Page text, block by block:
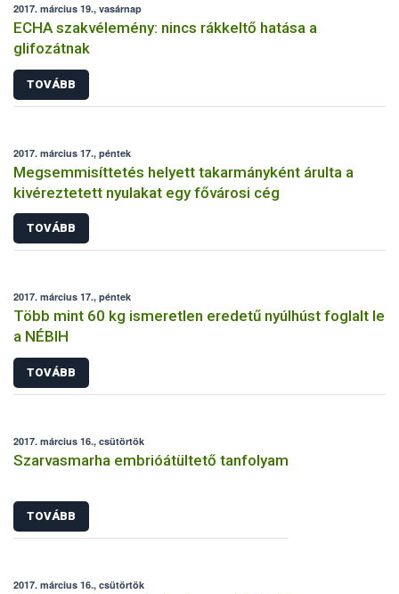
2017. március 19., vasárnap
ECHA szakvélemény: nincs rákkeltő hatása a
glifozátnak
TOVÁBB
2017. március 17., péntek
Megsemmisíttetés helyett takarmányként árulta a
kivéreztetett nyulakat egy fővárosi cég
TOVÁBB
2017. március 17., péntek
Több mint 60 kg ismeretlen eredetű nyúlhúst foglalt le
a NÉBIH
TOVÁBB
2017. március 16., csütörtök
Szarvasmarha embrióátültető tanfolyam
TOVÁBB
2017. március 16., csütörtök